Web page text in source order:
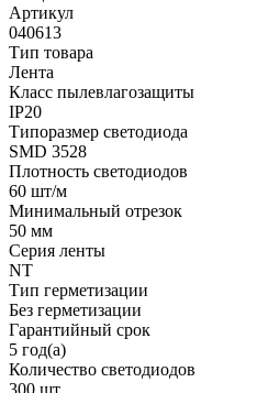
Артикул
040613
Тип товара
Лента
Класс пылевлагозащиты
IP20
Типоразмер светодиода
SMD 3528
Плотность светодиодов
60 шт/м
Минимальный отрезок
50 мм
Серия ленты
NT
Тип герметизации
Без герметизации
Гарантийный срок
5 год(а)
Количество светодиодов
300 шт